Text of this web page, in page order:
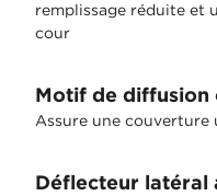
remplissage réduite et
cour
Motif de diffusion
Assure une couverture
Déflecteur latéral